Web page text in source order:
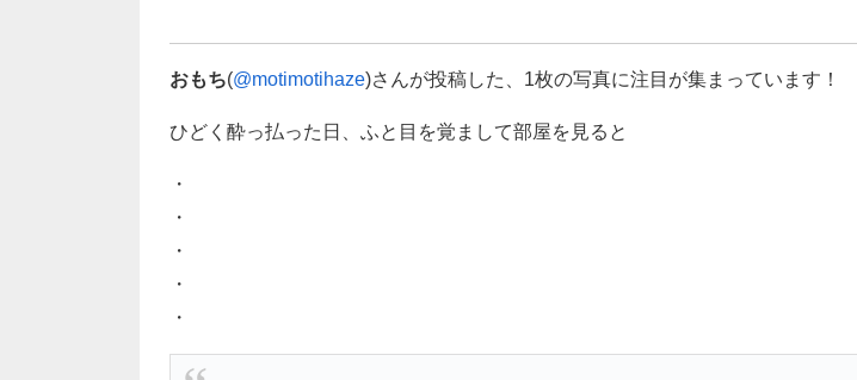
おもち(@motimotihaze)さんが投稿した、1枚の写真に注目が集まっています！
ひどく酔っ払った日、ふと目を覚まして部屋を見ると
・
・
・
・
・